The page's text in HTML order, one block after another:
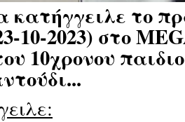
το
10-2023) στο
10χρονου